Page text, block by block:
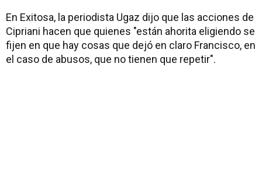
En Exitosa, la periodista Ugaz dijo que las acciones de
Cipriani hacen que quienes "están ahorita eligiendo se
fijen en que hay cosas que dejó en claro Francisco, en
el caso de abusos, que no tienen que repetir".